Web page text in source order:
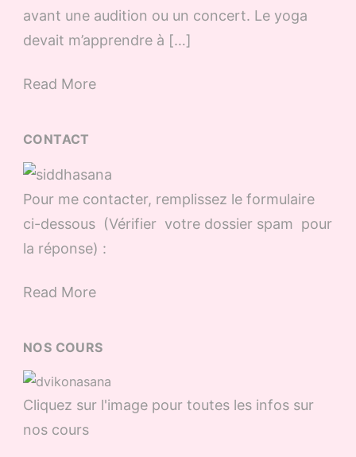
avant une audition ou un concert. Le yoga
devait m’apprendre à […]
Read More
CONTACT
Pour me contacter, remplissez le formulaire
ci-dessous (Vérifier votre dossier spam pour
la réponse) :
Read More
NOS COURS
Cliquez sur l'image pour toutes les infos sur
nos cours